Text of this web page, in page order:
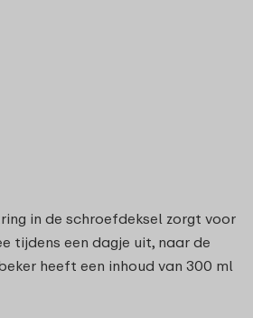
in de schroefdeksel zorgt voor
tijdens een dagje uit, naar de
heeft een inhoud van 300 ml